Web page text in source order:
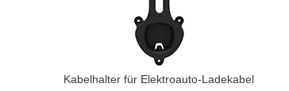
Kabelhalter für Elektroauto-Ladekabel